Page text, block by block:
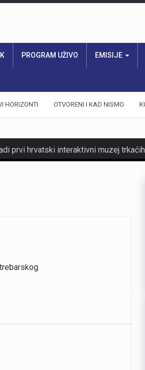
PROGRAM UŽIVO EMISIJE
HORIZONTI OTVORENI I KAD NISMO